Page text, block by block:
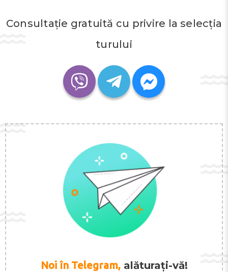
Consultație gratuită cu privire la selecția
turului
Noi în Telegram,alăturați-vă!